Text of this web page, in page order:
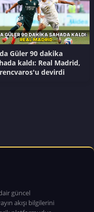
Güler 90 dakika
kaldı: Real Madrid,
devirdi
güncel
akışı bilgilerini